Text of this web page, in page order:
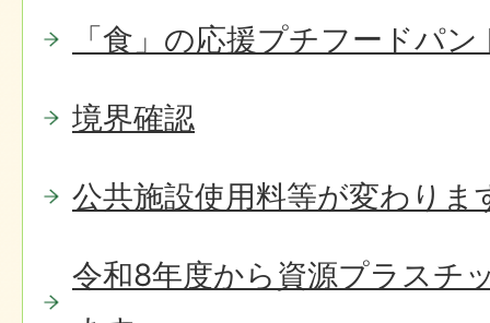
「食」の応援プチフードパ
境界確認
公共施設使用料等が変わりま
令和8年度から資源プラスチ